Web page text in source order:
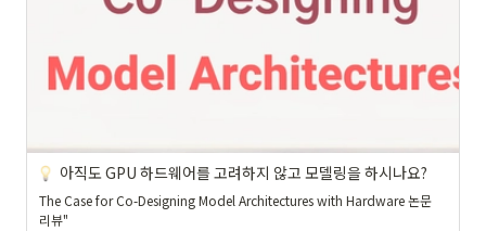
아직도 GPU 하드웨어를 고려하지 않고 모델링을 하시나요?
The Case for Co-Designing Model Architectures with Hardware 논문
리뷰"